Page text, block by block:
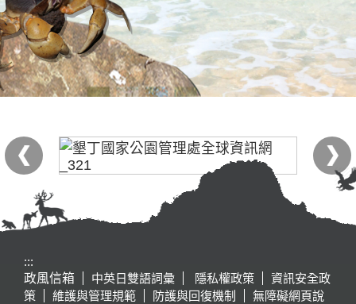
:::
政風信箱
中英日雙語詞彙 隱私權政策
資訊安全政
策
維護與管理規範 防護與回復機制
無障礙網頁說